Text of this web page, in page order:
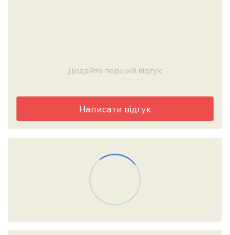
Додайте перший відгук
Написати відгук